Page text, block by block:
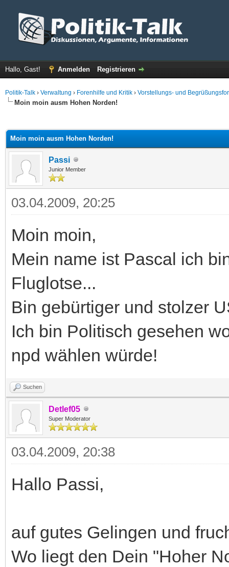
Hallo, Gast! Anmelden Registrieren
Politik-Talk › Verwaltung › Forenhilfe und Kritik › Vorstellungs- und
Moin moin ausm Hohen Norden!
Moin moin ausm Hohen Norden!
Passi
Junior Member
03.04.2009, 20:25
Moin moin,
Mein name ist Pascal ich
Fluglotse...
Bin gebürtiger und stolzer
Ich bin Politisch gesehen
npd wählen würde!
Suchen
Detlef05
Super Moderator
03.04.2009, 20:38
Hallo Passi,
auf gutes Gelingen und
Wo liegt den Dein "Hoher